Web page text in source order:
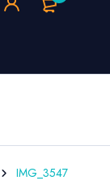
IMG_3547